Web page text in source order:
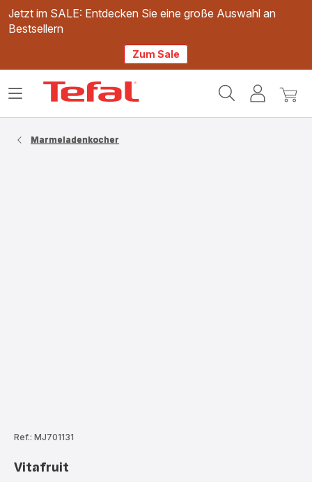
Jetzt im SALE: Entdecken Sie eine große Auswahl an
Bestsellern
Zum Sale
Mein
Mein
Das
Marmeladenkocher
Ref.: MJ701131
Vitafruit